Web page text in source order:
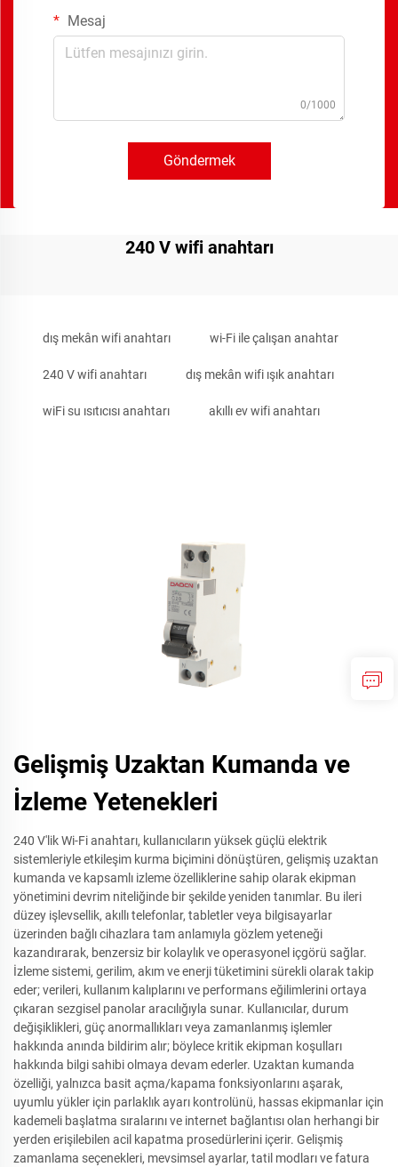
Mesaj
0/1000
Göndermek
240 V wifi anahtarı
dış mekân wifi anahtarı wi-Fi ile çalışan anahtar
240 V wifi anahtarı dış mekân wifi ışık anahtarı
wiFi su ısıtıcısı anahtarı akıllı ev wifi anahtarı
Gelişmiş Uzaktan Kumanda ve
İzleme Yetenekleri
240 V'lik Wi-Fi anahtarı, kullanıcıların yüksek güçlü elektrik
sistemleriyle etkileşim kurma biçimini dönüştüren, gelişmiş uzaktan
kumanda ve kapsamlı izleme özelliklerine sahip olarak ekipman
yönetimini devrim niteliğinde bir şekilde yeniden tanımlar. Bu ileri
düzey işlevsellik, akıllı telefonlar, tabletler veya bilgisayarlar
üzerinden bağlı cihazlara tam anlamıyla gözlem yeteneği
kazandırarak, benzersiz bir kolaylık ve operasyonel içgörü sağlar.
İzleme sistemi, gerilim, akım ve enerji tüketimini sürekli olarak takip
eder; verileri, kullanım kalıplarını ve performans eğilimlerini ortaya
çıkaran sezgisel panolar aracılığıyla sunar. Kullanıcılar, durum
değişiklikleri, güç anormallıkları veya zamanlanmış işlemler
hakkında anında bildirim alır; böylece kritik ekipman koşulları
hakkında bilgi sahibi olmaya devam ederler. Uzaktan kumanda
özelliği, yalnızca basit açma/kapama fonksiyonlarını aşarak,
uyumlu yükler için parlaklık ayarı kontrolünü, hassas ekipmanlar için
kademeli başlatma sıralarını ve internet bağlantısı olan herhangi bir
yerden erişilebilen acil kapatma prosedürlerini içerir. Gelişmiş
zamanlama seçenekleri, mevsimsel ayarlar, tatil modları ve fatura